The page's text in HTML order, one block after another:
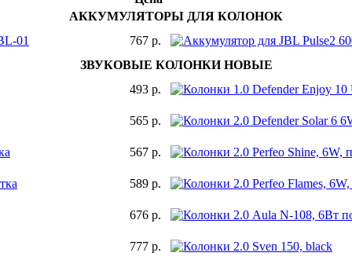
АККУМУЛЯТОРЫ ДЛЯ КОЛОНОК
01
767 р.
ЗВУКОВЫЕ КОЛОНКИ НОВЫЕ
493 р.
565 р.
567 р.
589 р.
676 р.
777 р.